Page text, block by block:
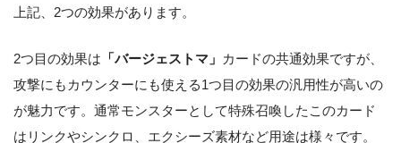
上記、2つの効果があります。
2つ目の効果は 「バージェストマ」 カードの共通効果ですが、
攻撃にもカウンターにも使える1つ目の効果の汎用性が高いの
が魅力です。通常モンスターとして特殊召喚したこのカード
はリンクやシンクロ、エクシーズ素材など用途は様々です。